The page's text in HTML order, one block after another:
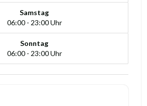
Samstag
06:00 - 23:00 Uhr
Sonntag
06:00 - 23:00 Uhr